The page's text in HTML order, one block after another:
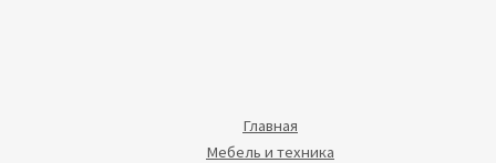
Главная
Мебель и техника